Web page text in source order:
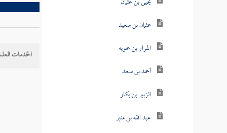
عثمان بن سعيد
المرار بن حمويه
أحمد بن سعد
الزبير بن بكار
عبد الله بن منير
الخدمات